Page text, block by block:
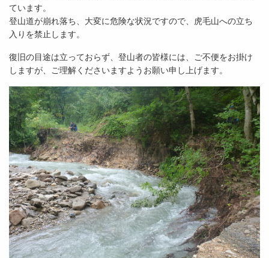
ています。
登山道が崩れ落ち、大変に危険な状況ですので、虎毛山への立ち
入りを禁止します。
復旧の目途は立っておらず、登山者の皆様には、ご不便をお掛け
しますが、ご理解くださいますようお願い申し上げます。